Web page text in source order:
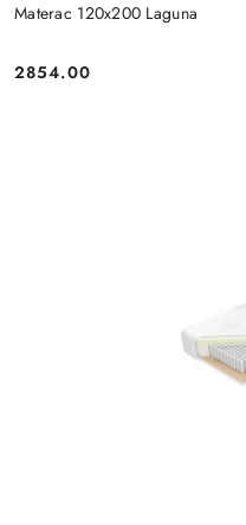
Materac 120x200 Laguna
Cena:
2854.00